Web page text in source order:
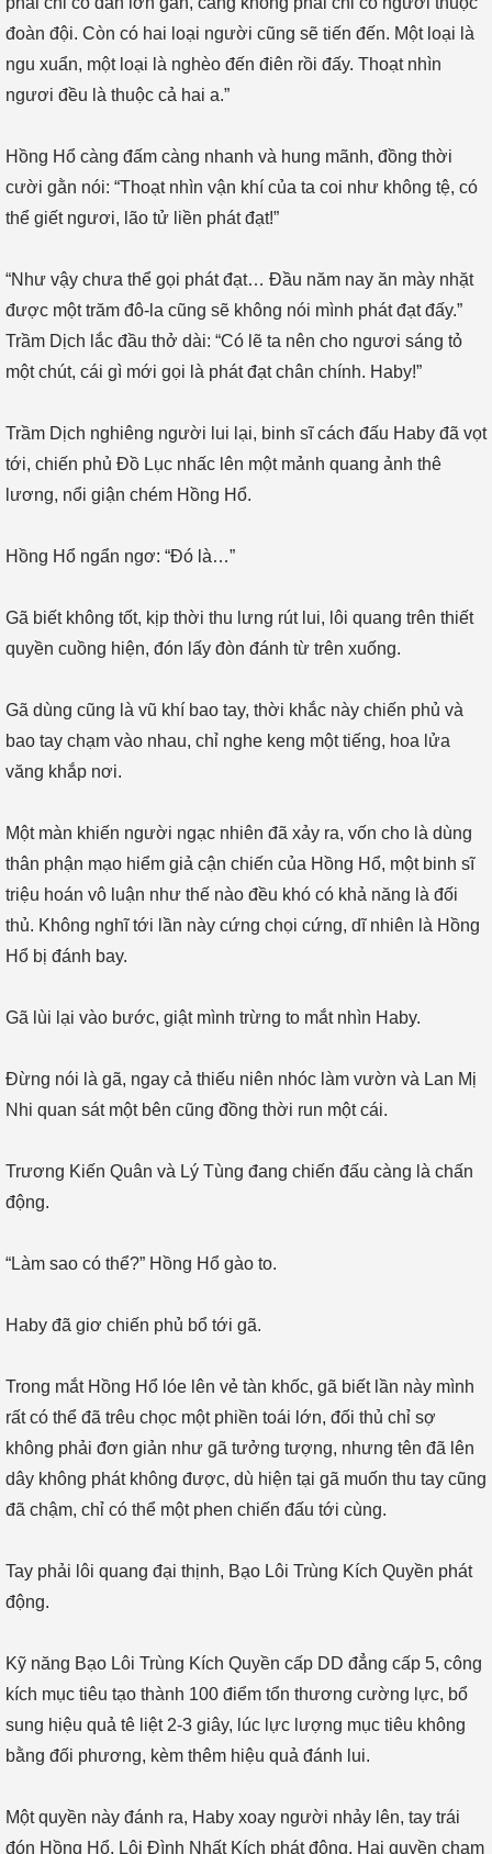
đoàn đội. Còn có hai loại người cũng sẽ tiến đến. Một loại là
ngu xuẩn, một loại là nghèo đến điên rồi đấy. Thoạt nhìn
ngươi đều là thuộc cả hai a.”
Hồng Hổ càng đấm càng nhanh và hung mãnh, đồng thời
cười gằn nói: “Thoạt nhìn vận khí của ta coi như không tệ, có
thể giết ngươi, lão tử liền phát đạt!”
“Như vậy chưa thể gọi phát đạt… Đầu năm nay ăn mày nhặt
được một trăm đô-la cũng sẽ không nói mình phát đạt đấy.”
Trầm Dịch lắc đầu thở dài: “Có lẽ ta nên cho ngươi sáng tỏ
một chút, cái gì mới gọi là phát đạt chân chính. Haby!”
Trầm Dịch nghiêng người lui lại, binh sĩ cách đấu Haby đã vọt
tới, chiến phủ Đồ Lục nhấc lên một mảnh quang ảnh thê
lương, nổi giận chém Hồng Hổ.
Hồng Hổ ngẩn ngơ: “Đó là…”
Gã biết không tốt, kịp thời thu lưng rút lui, lôi quang trên thiết
quyền cuồng hiện, đón lấy đòn đánh từ trên xuống.
Gã dùng cũng là vũ khí bao tay, thời khắc này chiến phủ và
bao tay chạm vào nhau, chỉ nghe keng một tiếng, hoa lửa
văng khắp nơi.
Một màn khiến người ngạc nhiên đã xảy ra, vốn cho là dùng
thân phận mạo hiểm giả cận chiến của Hồng Hổ, một binh sĩ
triệu hoán vô luận như thế nào đều khó có khả năng là đối
thủ. Không nghĩ tới lần này cứng chọi cứng, dĩ nhiên là Hồng
Hổ bị đánh bay.
Gã lùi lại vào bước, giật mình trừng to mắt nhìn Haby.
Đừng nói là gã, ngay cả thiếu niên nhóc làm vườn và Lan Mị
Nhi quan sát một bên cũng đồng thời run một cái.
Trương Kiến Quân và Lý Tùng đang chiến đấu càng là chấn
động.
“Làm sao có thể?” Hồng Hổ gào to.
Haby đã giơ chiến phủ bổ tới gã.
Trong mắt Hồng Hổ lóe lên vẻ tàn khốc, gã biết lần này mình
rất có thể đã trêu chọc một phiền toái lớn, đối thủ chỉ sợ
không phải đơn giản như gã tưởng tượng, nhưng tên đã lên
dây không phát không được, dù hiện tại gã muốn thu tay cũng
đã chậm, chỉ có thể một phen chiến đấu tới cùng.
Tay phải lôi quang đại thịnh, Bạo Lôi Trùng Kích Quyền phát
động.
Kỹ năng Bạo Lôi Trùng Kích Quyền cấp DD đẳng cấp 5, công
kích mục tiêu tạo thành 100 điểm tổn thương cường lực, bổ
sung hiệu quả tê liệt 2-3 giây, lúc lực lượng mục tiêu không
bằng đối phương, kèm thêm hiệu quả đánh lui.
Một quyền này đánh ra, Haby xoay người nhảy lên, tay trái
đón Hồng Hổ, Lôi Đình Nhất Kích phát động. Hai quyền chạm